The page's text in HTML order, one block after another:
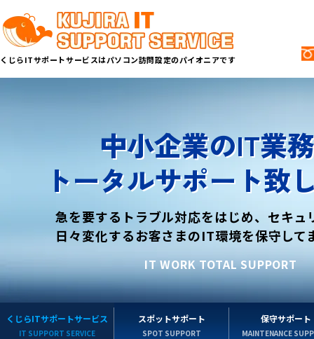
くじらITサポートサービスはパソコン訪問設定のパイオニアです
中小企業のIT業
トータルサポート致
急を要するトラブル対応をはじめ、セキュ
日々変化するお客さまのIT環境を保守して
IT WORK TOTAL SUPPORT
くじらITサポートサービス
IT SUPPORT SERVICE
スポットサポート
SPOT SUPPORT
保守サポート
MAINTENANCE